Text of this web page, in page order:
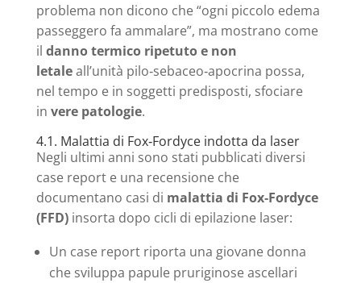
problema non dicono che “ogni piccolo edema
passeggero fa ammalare”, ma mostrano come
il danno termico ripetuto e non
letaleall’unità pilo‑sebaceo‑apocrina possa,
nel tempo e in soggetti predisposti, sfociare
in vere patologie.
4.1. Malattia di Fox‑Fordyce indotta da laser
Negli ultimi anni sono stati pubblicati diversi
case report e una recensione che
documentano casi di malattia di Fox‑Fordyce
(FFD)insorta dopo cicli di epilazione laser:
Un case report riporta una giovane donna
che sviluppa papule pruriginose ascellari